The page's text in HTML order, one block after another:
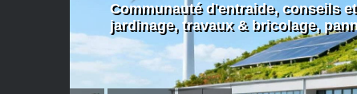
Communauté d'entraide, conseils
jardinage, travaux & bricolage,